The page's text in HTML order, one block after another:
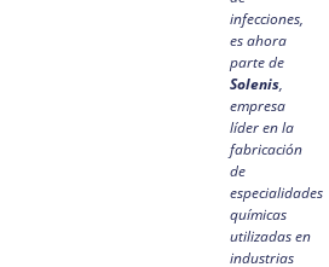
infecciones,
es ahora
parte de
Solenis,
empresa
líder en la
fabricación
de
especialidades
químicas
utilizadas en
industrias